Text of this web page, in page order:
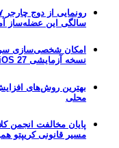
سالگی این عضله‌ساز
امکان شخصی‌سازی
نسخه آزمایشی iOS 27 فراهم شد
بهترین روش‌های
محلی
مسیر قانونی کریپتو